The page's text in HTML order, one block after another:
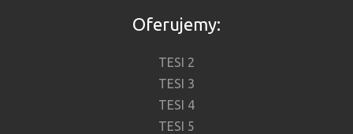
Oferujemy:
TESI 2
TESI 3
TESI 4
TESI 5